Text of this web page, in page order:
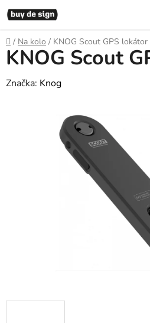
Přejít
na
obsah
Domů
/ Na kolo / KNOG Scout GPS lokátor
KNOG Scout
Značka: Knog